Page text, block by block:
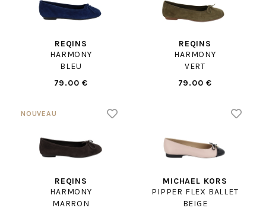
REQINS
HARMONY
BLEU
79.00 €
REQINS
HARMONY
VERT
79.00 €
REQINS
HARMONY
MARRON
MICHAEL KORS
PIPPER FLEX BALLET
BEIGE